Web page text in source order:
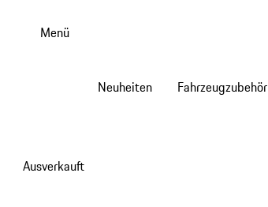
Hauptinhalt
Menü
Neuheiten Fahrzeugzubehör
Ausverkauft